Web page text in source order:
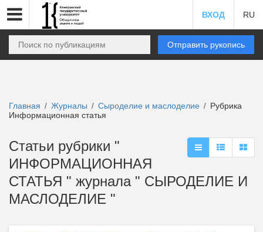
ВХОД RU
Отправить рукопись
Главная / Журналы / Сыроделие и маслоделие / Рубрика
Информационная статья
Статьи рубрики "
ИНФОРМАЦИОННАЯ
СТАТЬЯ " журнала " СЫРОДЕЛИЕ И
МАСЛОДЕЛИЕ "